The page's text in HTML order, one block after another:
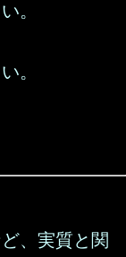
。
。
、実質と関